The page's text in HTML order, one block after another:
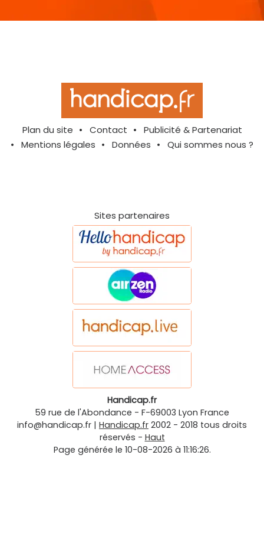
Plan du site Contact
Publicité & Partenariat
Mentions légales
Données Qui sommes nous ?
Sites partenaires
Handicap.fr
59 rue de l'Abondance - F-69003 Lyon France
info@handicap.fr | Handicap.fr 2002 - 2018 tous droits
réservés - Haut
Page générée le 10-08-2026 à 11:16:26.